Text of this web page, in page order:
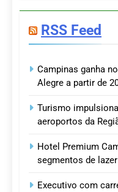
RSS Feed
Campinas ganha
Alegre a partir de
Turismo
aeroportos da
Hotel Premium
segmentos de
Executivo com